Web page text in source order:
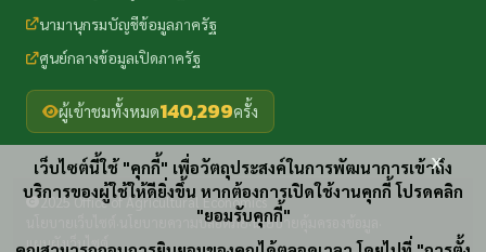
นามานุกรมบัญชีข้อมูลภาครัฐ
ศูนย์กลางข้อมูลเปิดภาครัฐ
ผู้เข้าชมทั้งหมด140,299ครั้ง
2025 Office of Agricultural Economics
นโยบายความปลอดภัย·นโยบายคุ้มครองข้อมูล
แผนผังเว็บไซต์
เว็บไซต์นี้ใช้ "คุกกี้" เพื่อวัตถุประสงค์ในการพัฒนาการเข้าถึง
บริการของผู้ใช้ให้ดียิ่งขึ้น หากต้องการเปิดใช้งานคุกกี้ โปรดคลิก
"ยอมรับคุกกี้"
x